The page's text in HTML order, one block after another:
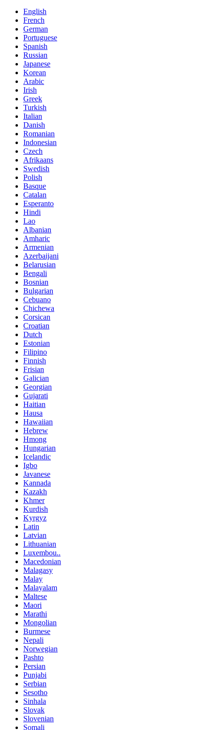
English
French
German
Portuguese
Spanish
Russian
Japanese
Korean
Arabic
Irish
Greek
Turkish
Italian
Danish
Romanian
Indonesian
Czech
Afrikaans
Swedish
Polish
Basque
Catalan
Esperanto
Hindi
Lao
Albanian
Amharic
Armenian
Azerbaijani
Belarusian
Bengali
Bosnian
Bulgarian
Cebuano
Chichewa
Corsican
Croatian
Dutch
Estonian
Filipino
Finnish
Frisian
Galician
Georgian
Gujarati
Haitian
Hausa
Hawaiian
Hebrew
Hmong
Hungarian
Icelandic
Igbo
Javanese
Kannada
Kazakh
Khmer
Kurdish
Kyrgyz
Latin
Latvian
Lithuanian
Luxembou..
Macedonian
Malagasy
Malay
Malayalam
Maltese
Maori
Marathi
Mongolian
Burmese
Nepali
Norwegian
Pashto
Persian
Punjabi
Serbian
Sesotho
Sinhala
Slovak
Slovenian
Somali